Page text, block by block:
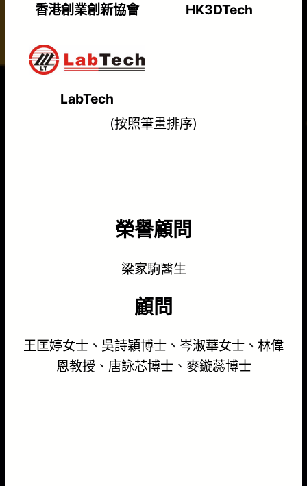
香港創業創新協會 HK3DTech
LabTech
(按照筆畫排序)
榮譽顧問
梁家駒醫生
顧問
王匡婷女士、吳詩穎博士、岑淑華女士、林偉
恩教授、唐詠芯博士、麥鏇蕊博士